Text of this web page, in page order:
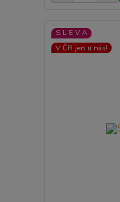
S L E V A
V ČR jen u nás!